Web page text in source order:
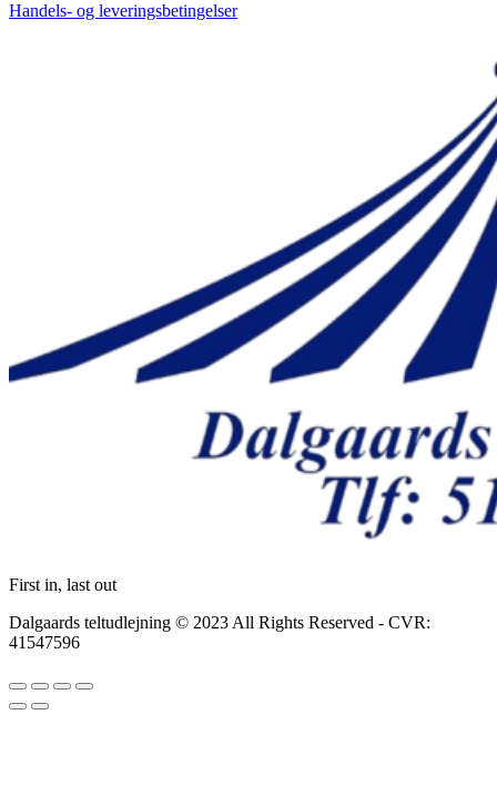
Handels- og leveringsbetingelser
First in, last out
Dalgaards teltudlejning © 2023 All Rights Reserved - CVR:
41547596